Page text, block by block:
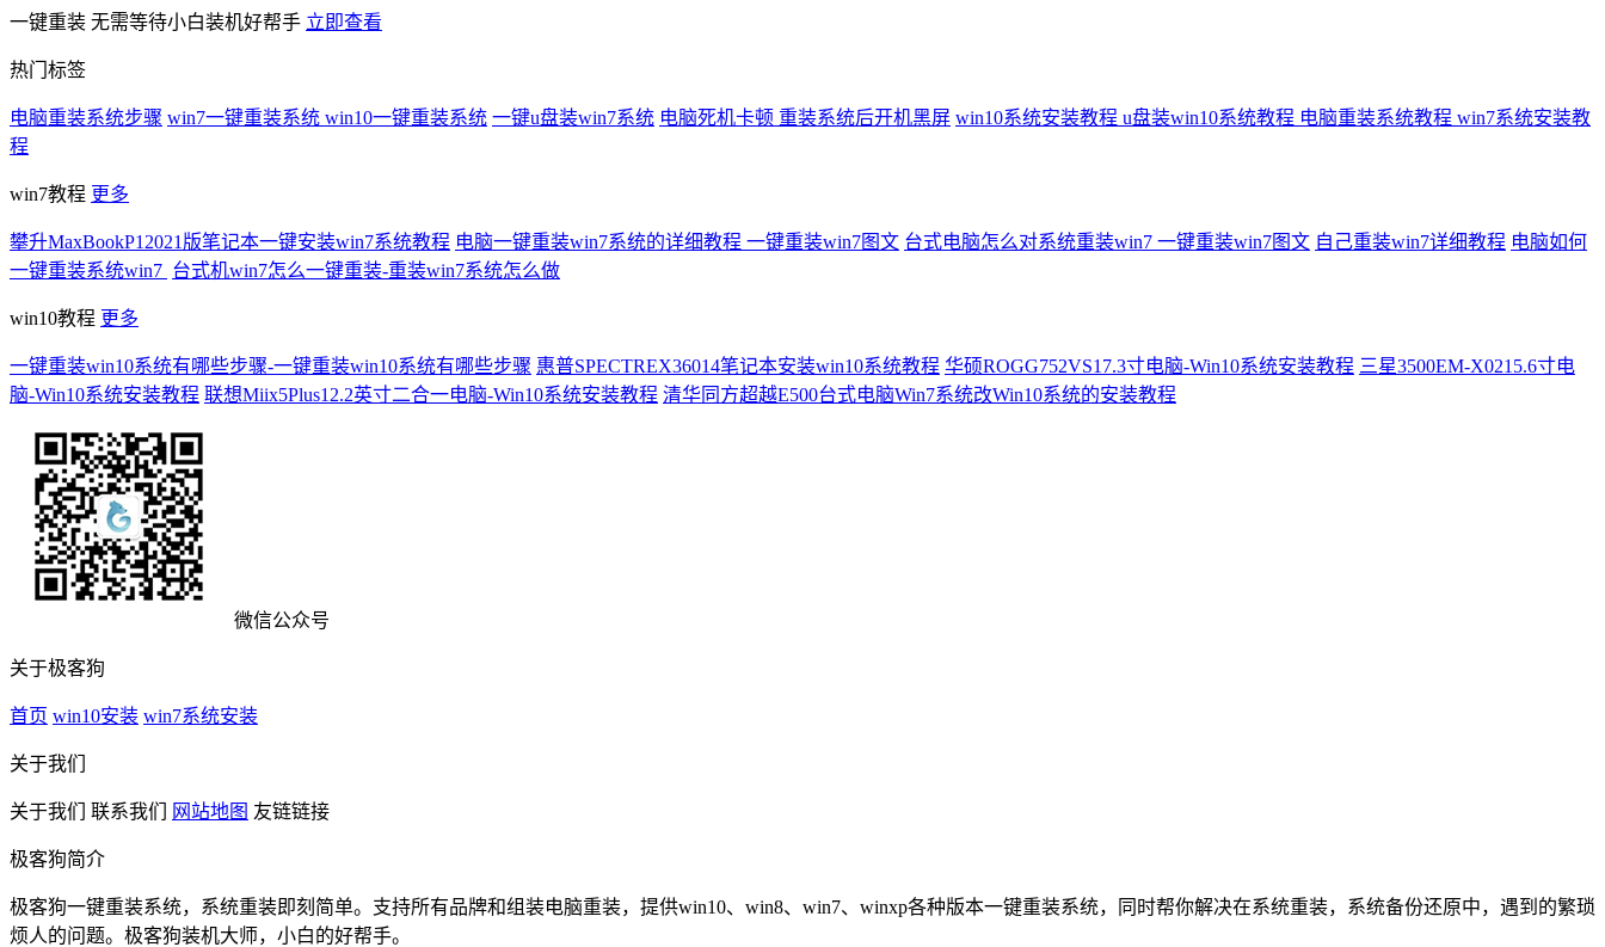
一键重装 无需等待小白装机好帮手 立即查看
热门标签
电脑重装系统步骤 win7一键重装系统 win10一键重装系统 一键u盘装win7系统 电脑死机卡顿 重装系统后开机黑屏 win10系统安装教程 u盘装win10系统教程 电脑重装系统教程 win7系统安装教
程
win7教程 更多
攀升MaxBookP12021版笔记本一键安装win7系统教程 电脑一键重装win7系统的详细教程 一键重装win7图文 台式电脑怎么对系统重装win7 一键重装win7图文 自己重装win7详细教程 电脑如何
一键重装系统win7 台式机win7怎么一键重装-重装win7系统怎么做
win10教程 更多
一键重装win10系统有哪些步骤-一键重装win10系统有哪些步骤 惠普SPECTREX36014笔记本安装win10系统教程 华硕ROGG752VS17.3寸电脑-Win10系统安装教程 三星3500EM-X0215.6寸电
脑-Win10系统安装教程 联想Miix5Plus12.2英寸二合一电脑-Win10系统安装教程 清华同方超越E500台式电脑Win7系统改Win10系统的安装教程
微信公众号
关于极客狗
首页 win10安装 win7系统安装
关于我们
关于我们 联系我们 网站地图 友链链接
极客狗简介
极客狗一键重装系统，系统重装即刻简单。支持所有品牌和组装电脑重装，提供win10、win8、win7、winxp各种版本一键重装系统，同时帮你解决在系统重装，系统备份还原中，遇到的繁琐
烦人的问题。极客狗装机大师，小白的好帮手。